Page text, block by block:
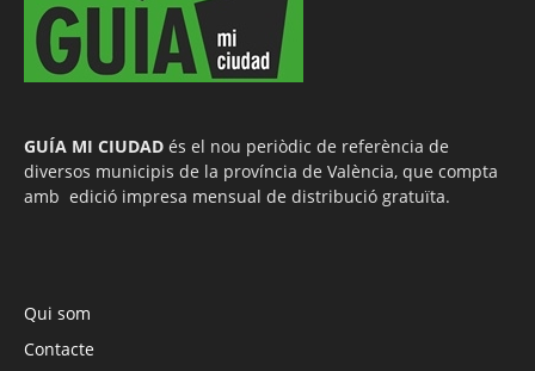
GUÍA MI CIUDAD és el nou periòdic de referència de
diversos municipis de la província de València, que compta
amb edició impresa mensual de distribució gratuïta.
Qui som
Contacte